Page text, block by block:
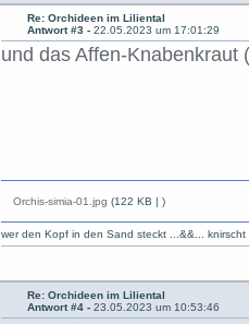
Re: Orchideen im Liliental
Antwort #3 -22.05.2023 um 17:01:29
und das Affen-Knabenkraut
Orchis-simia-01.jpg (122 KB | )
wer den Kopf in den Sand steckt ...&&...
Re: Orchideen im Liliental
Antwort #4 -23.05.2023 um 10:53:46